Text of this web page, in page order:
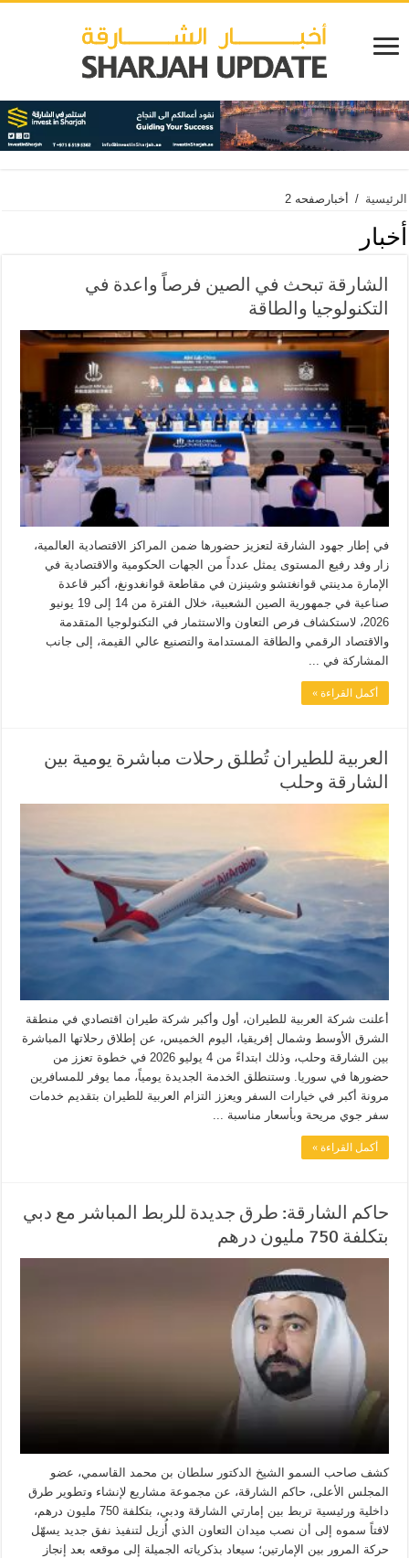
الرئيسية / أخبار صفحه 2
أخبار
الشارقة تبحث في الصين فرصاً واعدة في
التكنولوجيا والطاقة
في إطار جهود الشارقة لتعزيز حضورها ضمن المراكز الاقتصادية العالمية،
زار وفد رفيع المستوى يمثل عدداً من الجهات الحكومية والاقتصادية في
الإمارة مدينتي قوانغتشو وشينزن في مقاطعة قوانغدونغ، أكبر قاعدة
صناعية في جمهورية الصين الشعبية، خلال الفترة من 14 إلى 19 يونيو
2026، لاستكشاف فرص التعاون والاستثمار في التكنولوجيا المتقدمة
والاقتصاد الرقمي والطاقة المستدامة والتصنيع عالي القيمة، إلى جانب
المشاركة في ...
أكمل القراءة »
العربية للطيران تُطلق رحلات مباشرة يومية بين
الشارقة وحلب
أعلنت شركة العربية للطيران، أول وأكبر شركة طيران اقتصادي في منطقة
الشرق الأوسط وشمال إفريقيا، اليوم الخميس، عن إطلاق رحلاتها المباشرة
بين الشارقة وحلب، وذلك ابتداءً من 4 يوليو 2026 في خطوة تعزز من
حضورها في سوريا. وستنطلق الخدمة الجديدة يومياً، مما يوفر للمسافرين
مرونة أكبر في خيارات السفر ويعزز التزام العربية للطيران بتقديم خدمات
سفر جوي مريحة وبأسعار مناسبة ...
أكمل القراءة »
حاكم الشارقة: طرق جديدة للربط المباشر مع دبي
بتكلفة 750 مليون درهم
كشف صاحب السمو الشيخ الدكتور سلطان بن محمد القاسمي، عضو
المجلس الأعلى، حاكم الشارقة، عن مجموعة مشاريع لإنشاء وتطوير طرق
داخلية ورئيسية تربط بين إمارتي الشارقة ودبي، بتكلفة 750 مليون درهم،
لافتاً سموه إلى أن نصب ميدان التعاون الذي أُزيل لتنفيذ نفق جديد يسهّل
حركة المرور بين الإمارتين؛ سيعاد بذكرياته الجميلة إلى موقعه بعد إنجاز